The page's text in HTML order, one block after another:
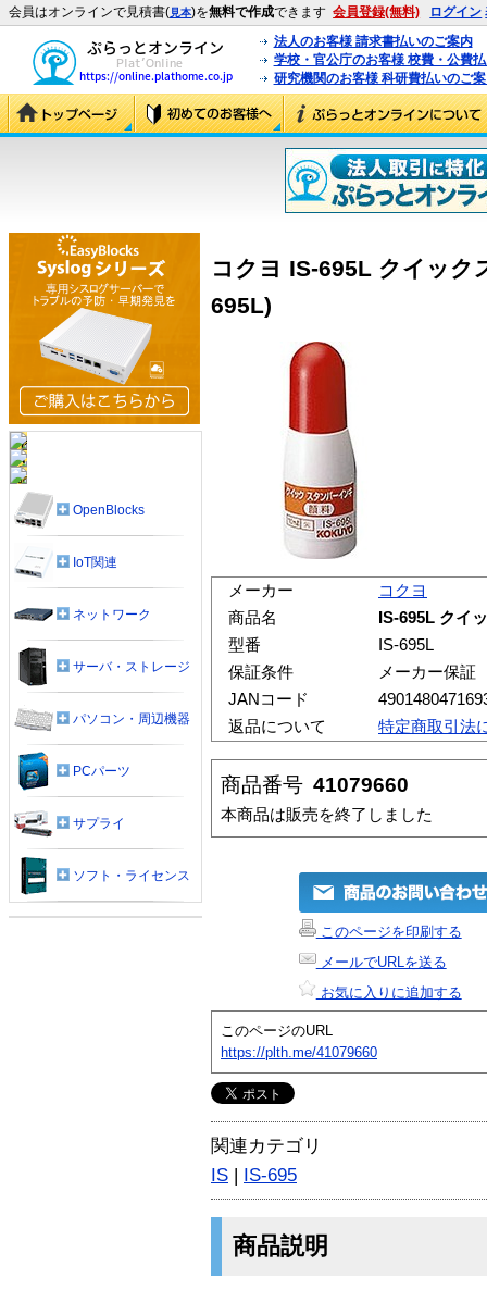
会員はオンラインで見積書(見本)を無料で作成できます 会員登録(無料) ログイン
法人のお客様 請求書払いのご案内
学校・官公庁のお客様 校費・公費
研究機関のお客様 科研費払いのご
コクヨ IS-695L クイック
695L)
メーカー
コクヨ
商品名
IS-695L クイ
型番
IS-695L
保証条件
メーカー保証
JANコード
返品について
特定商取引法
商品番号 41079660
本商品は販売を終了しました
このページを印刷する
メールでURLを送る
お気に入りに追加する
このページのURL
https://plth.me/41079660
関連カテゴリ
IS | IS-695
商品説明
OpenBlocks
IoT関連
ネットワーク
サーバ・ストレージ
パソコン・周辺機器
PCパーツ
サプライ
ソフト・ライセンス